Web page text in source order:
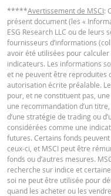
2026 22:18
27 juil.
2026 22:16
24 juil.
2026 22:18
23 juil.
2026 22:16
DOWNLOAD
Historique de
TERMSHEET
Français (Suisse)
FINAL TERMS
Français (Suisse)
*****Avertissement de MSCI:
présent document (les «
ESG Research LLC ou de leurs
fournisseurs d’informations
avoir été utilisées pour calculer
indicateurs. Les informations
et ne peuvent être reproduites
autorisation écrite préalable.
pour, et ne constituent pas,
une recommandation d’un
d’une stratégie de trading ou
considérées comme une
futures. Certains fonds
ceux-ci, et MSCI peut être
fonds ou d’autres mesures.
recherche sur indice et
soi ne peut être utilisée pour
quand les acheter ou les